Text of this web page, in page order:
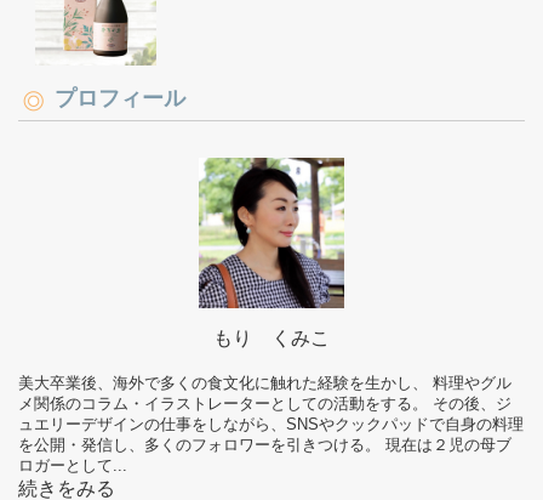
プロフィール
もり くみこ
美大卒業後、海外で多くの食文化に触れた経験を生かし、 料理やグル
メ関係のコラム・イラストレーターとしての活動をする。 その後、ジ
ュエリーデザインの仕事をしながら、SNSやクックパッドで自身の料理
を公開・発信し、多くのフォロワーを引きつける。 現在は２児の母ブ
ロガーとして...
続きをみる